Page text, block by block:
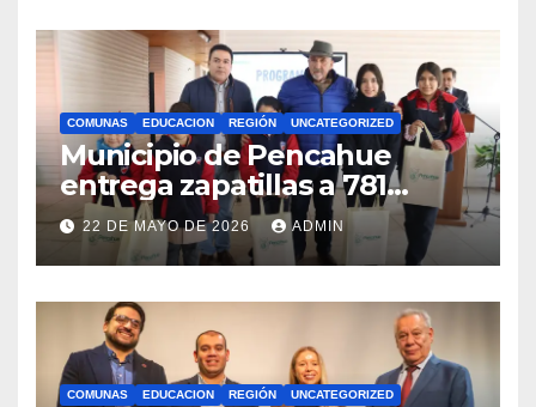
COMUNAS EDUCACION REGIÓN UNCATEGORIZED
Municipio de Pencahue
entrega zapatillas a 781
estudiantes con recursos del
Royalty Minero
22 DE MAYO DE 2026 ADMIN
COMUNAS EDUCACION REGIÓN UNCATEGORIZED